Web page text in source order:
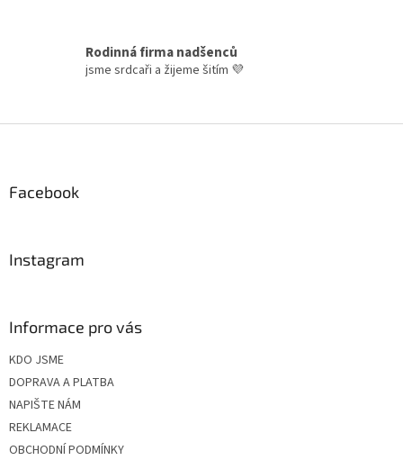
Rodinná firma nadšenců
jsme srdcaři a žijeme šitím 💜
Facebook
Instagram
Informace pro vás
KDO JSME
DOPRAVA A PLATBA
NAPIŠTE NÁM
REKLAMACE
OBCHODNÍ PODMÍNKY